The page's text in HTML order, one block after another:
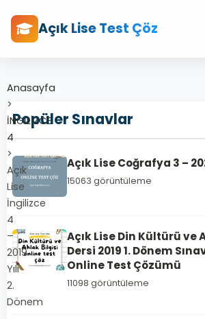
Açık Lise Test Çöz
Anasayfa
>
İNGİLİZCE
4
>
Açık
Lise
İngilizce
4
–
2019
Yılı
2.
Dönem
Popüler Sınavlar
Açık Lise Coğrafya 3 –
15063 görüntüleme
Açık Lise Din Kültürü ve
Dersi 2019 1. Dönem
Online Test Çözümü
11098 görüntüleme